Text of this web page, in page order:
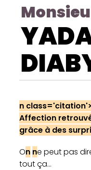
n class='citation
Affection
grâce à des
On ne peut pas
tout ça...